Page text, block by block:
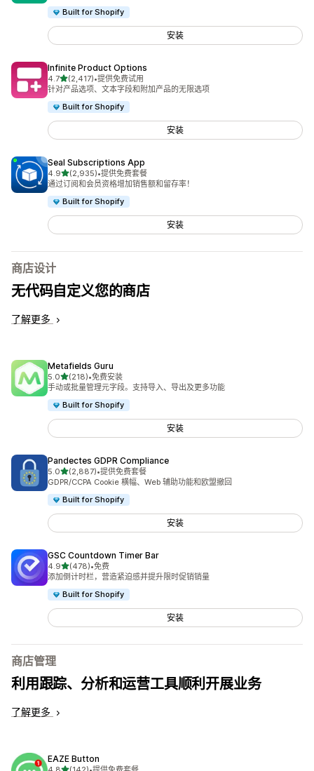
Built for Shopify
安装
Infinite Product Options
4.7星（满分 5 星）
(2,417)
总共 2417 条评论
•提供免费试用
针对产品选项、文本字段和附加产品的无限选项
Built for Shopify
安装
Seal Subscriptions App
4.9星（满分 5 星）
(2,935)
总共 2935 条评论
•提供免费套餐
通过订阅和会员资格增加销售额和留存率！
Built for Shopify
安装
商店设计
无代码自定义您的商店
了解更多
Metafields Guru
5.0星（满分 5 星）
(218)
总共 218 条评论
•免费安装
手动或批量管理元字段。支持导入、导出及更多功能
Built for Shopify
安装
Pandectes GDPR Compliance
5.0星（满分 5 星）
(2,887)
总共 2887 条评论
•提供免费套餐
GDPR/CCPA Cookie 横幅、Web 辅助功能和欧盟撤回
Built for Shopify
安装
GSC Countdown Timer Bar
4.9星（满分 5 星）
(478)
总共 478 条评论
•免费
添加倒计时栏，营造紧迫感并提升限时促销销量
Built for Shopify
安装
商店管理
利用跟踪、分析和运营工具顺利开展业务
了解更多
EAZE Button
星（满分 5 星）